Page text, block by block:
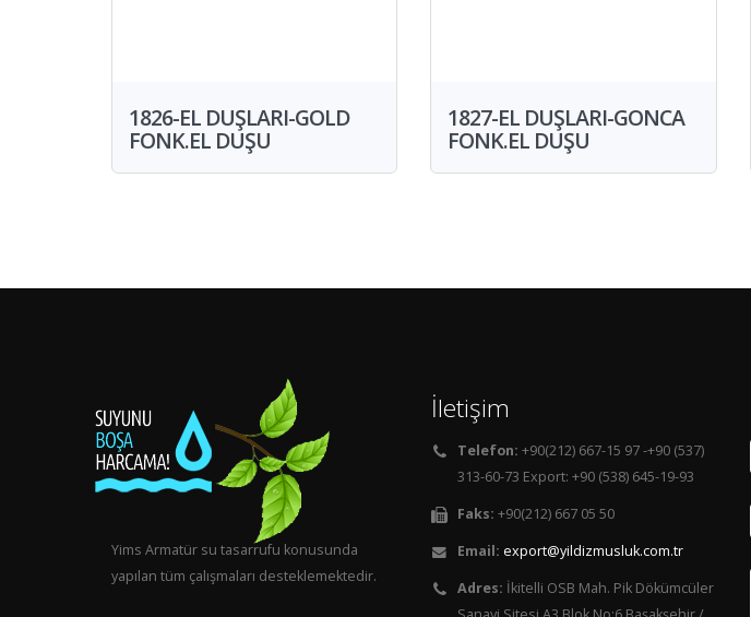
1826-EL DUŞLARI-GOLD
FONK.EL DUŞU
1827-EL DUŞLARI-GONCA
FONK.EL DUŞU
Yims Armatür su tasarrufu konusunda
yapılan tüm çalışmaları desteklemektedir.
İletişim
Telefon: +90(212) 667-15 97 -+90 (537)
313-60-73 Export: +90 (538) 645-19-93
Faks: +90(212) 667 05 50
Email: export@yildizmusluk.com.tr
Adres: İkitelli OSB Mah. Pik Dökümcüler